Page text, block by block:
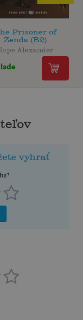
Prisoner of
Zenda (B2)
Alexander
vyhrať